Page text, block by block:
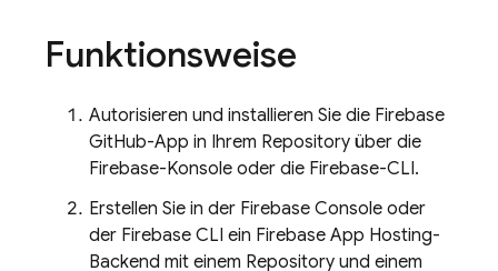
Funktionsweise
Autorisieren und installieren Sie die Firebase
GitHub-App in Ihrem Repository über die
Firebase-Konsole oder die Firebase-CLI.
Erstellen Sie in der Firebase Console oder
der Firebase CLI ein Firebase App Hosting-
Backend mit einem Repository und einem